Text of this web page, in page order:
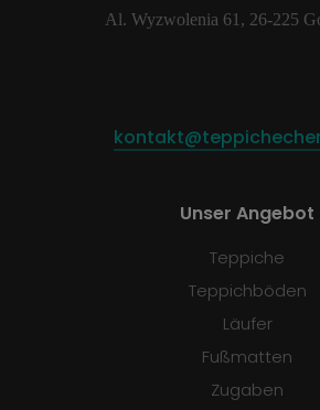
Al. Wyzwolenia 61, 26-225
Unser Angebot
Teppiche
Teppichböden
Läufer
Fußmatten
Zugaben